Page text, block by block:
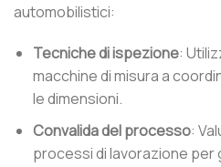
automobilistici:
Tecniche di ispezione:
macchine di misura a
le dimensioni.
Convalida del processo:
processi di lavorazione